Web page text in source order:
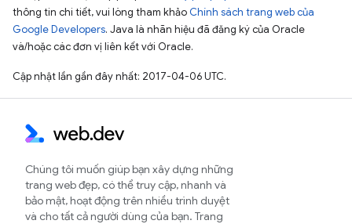
thông tin chi tiết, vui lòng tham khảo Chính sách trang web của
Google Developers. Java là nhãn hiệu đã đăng ký của Oracle
và/hoặc các đơn vị liên kết với Oracle.
Cập nhật lần gần đây nhất: 2017-04-06 UTC.
Chúng tôi muốn giúp bạn xây dựng những
trang web đẹp, có thể truy cập, nhanh và
bảo mật, hoạt động trên nhiều trình duyệt
và cho tất cả người dùng của bạn. Trang